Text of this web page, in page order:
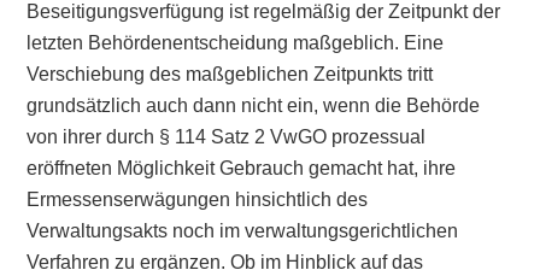
Beseitigungsverfügung ist regelmäßig der Zeitpunkt der
letzten Behördenentscheidung maßgeblich. Eine
Verschiebung des maßgeblichen Zeitpunkts tritt
grundsätzlich auch dann nicht ein, wenn die Behörde
von ihrer durch § 114 Satz 2 VwGO prozessual
eröffneten Möglichkeit Gebrauch gemacht hat, ihre
Ermessenserwägungen hinsichtlich des
Verwaltungsakts noch im verwaltungsgerichtlichen
Verfahren zu ergänzen. Ob im Hinblick auf das